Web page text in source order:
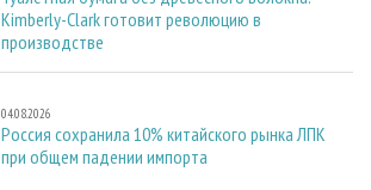
Kimberly-Clark готовит революцию в
производстве
04.08.2026
Россия сохранила 10% китайского рынка ЛПК
при общем падении импорта